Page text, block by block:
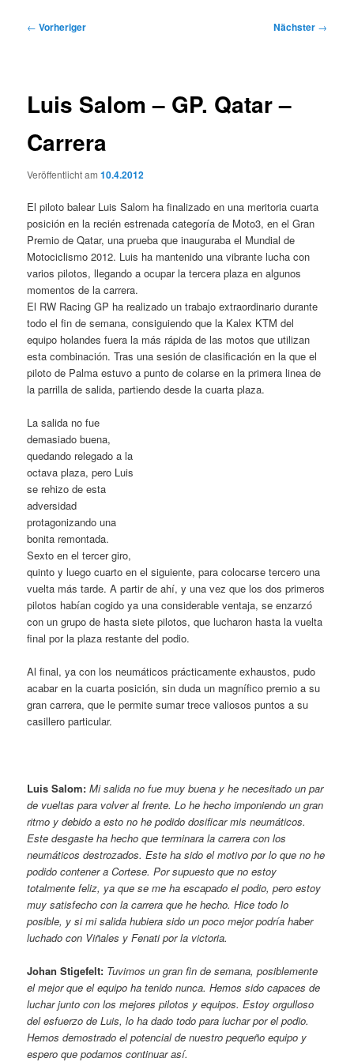
Beitragsnavigation
← Vorheriger Nächster →
Luis Salom – GP. Qatar –
Carrera
Veröffentlicht am10.4.2012
El piloto balear Luis Salom ha finalizado en una meritoria cuarta
posición en la recién estrenada categoría de Moto3, en el Gran
Premio de Qatar, una prueba que inauguraba el Mundial de
Motociclismo 2012. Luis ha mantenido una vibrante lucha con
varios pilotos, llegando a ocupar la tercera plaza en algunos
momentos de la carrera.
El RW Racing GP ha realizado un trabajo extraordinario durante
todo el fin de semana, consiguiendo que la Kalex KTM del
equipo holandes fuera la más rápida de las motos que utilizan
esta combinación. Tras una sesión de clasificación en la que el
piloto de Palma estuvo a punto de colarse en la primera linea de
la parrilla de salida, partiendo desde la cuarta plaza.
La salida no fue
demasiado buena,
quedando relegado a la
octava plaza, pero Luis
se rehizo de esta
adversidad
protagonizando una
bonita remontada.
Sexto en el tercer giro,
quinto y luego cuarto en el siguiente, para colocarse tercero una
vuelta más tarde. A partir de ahí, y una vez que los dos primeros
pilotos habían cogido ya una considerable ventaja, se enzarzó
con un grupo de hasta siete pilotos, que lucharon hasta la vuelta
final por la plaza restante del podio.
Al final, ya con los neumáticos prácticamente exhaustos, pudo
acabar en la cuarta posición, sin duda un magnífico premio a su
gran carrera, que le permite sumar trece valiosos puntos a su
casillero particular.
Luis Salom: Mi salida no fue muy buena y he necesitado un par
de vueltas para volver al frente. Lo he hecho imponiendo un gran
ritmo y debido a esto no he podido dosificar mis neumáticos.
Este desgaste ha hecho que terminara la carrera con los
neumáticos destrozados. Este ha sido el motivo por lo que no he
podido contener a Cortese. Por supuesto que no estoy
totalmente feliz, ya que se me ha escapado el podio, pero estoy
muy satisfecho con la carrera que he hecho. Hice todo lo
posible, y si mi salida hubiera sido un poco mejor podría haber
luchado con Viñales y Fenati por la victoria.
Johan Stigefelt: Tuvimos un gran fin de semana, posiblemente
el mejor que el equipo ha tenido nunca. Hemos sido capaces de
luchar junto con los mejores pilotos y equipos. Estoy orgulloso
del esfuerzo de Luis, lo ha dado todo para luchar por el podio.
Hemos demostrado el potencial de nuestro pequeño equipo y
espero que podamos continuar así.